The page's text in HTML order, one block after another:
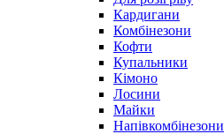
Кардигани
Комбінезони
Кофти
Купальники
Кімоно
Лосини
Майки
Напівкомбінезони